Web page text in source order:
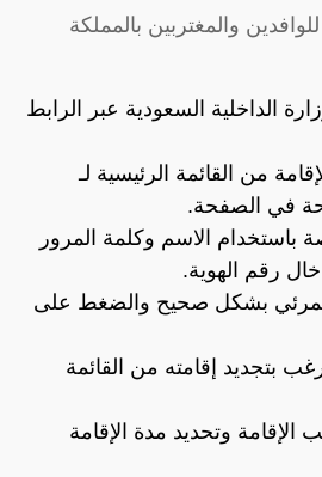
والمغتربين بالمملكة
الداخلية السعودية عبر الرابط
من القائمة الرئيسية لـ
في الصفحة.
باستخدام الاسم وكلمة المرور
رقم الهوية.
بشكل صحيح والضغط على
بتجديد إقامته من القائمة
الإقامة وتحديد مدة الإقامة